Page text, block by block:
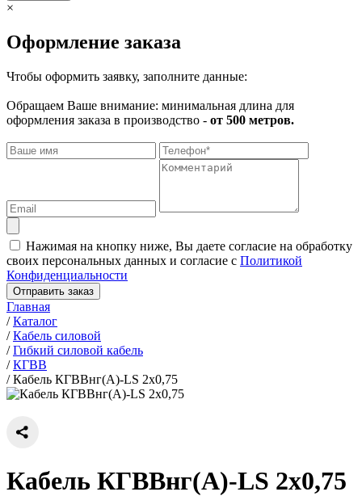
×
Оформление заказа
Чтобы оформить заявку, заполните данные:
Обращаем Ваше внимание: минимальная длина для
оформления заказа в производство - от 500 метров.
Нажимая на кнопку ниже, Вы даете согласие на обработку
своих персональных данных и согласие с Политикой
Конфиденциальности
Отправить заказ
Главная
/Каталог
/Кабель силовой
/Гибкий силовой кабель
/КГВВ
/Кабель КГВВнг(А)-LS 2х0,75
Кабель КГВВнг(А)-LS 2х0,75